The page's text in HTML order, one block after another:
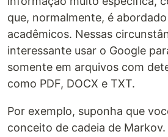
que, normalmente, é
acadêmicos. Nessas
interessante usar o Google
somente em arquivos com
como PDF, DOCX e TXT.
Por exemplo, suponha que
conceito de cadeia de